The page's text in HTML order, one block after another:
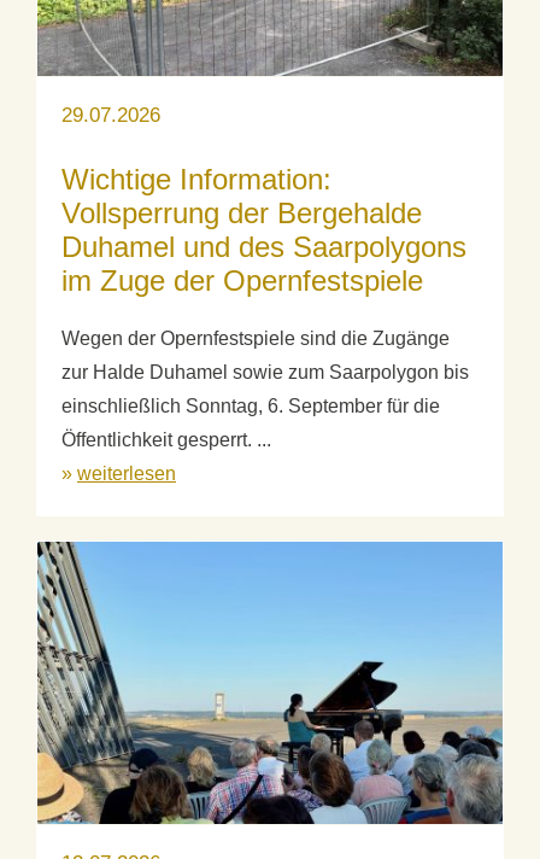
29.07.2026
Wichtige Information:
Vollsperrung der Bergehalde
Duhamel und des Saarpolygons
im Zuge der Opernfestspiele
Wegen der Opernfestspiele sind die Zugänge
zur Halde Duhamel sowie zum Saarpolygon bis
einschließlich Sonntag, 6. September für die
Öffentlichkeit gesperrt. ...
» weiterlesen